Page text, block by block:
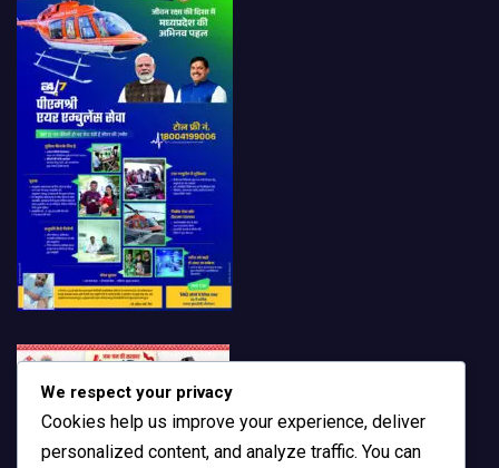
We respect your privacy
Cookies help us improve your experience, deliver
personalized content, and analyze traffic. You can